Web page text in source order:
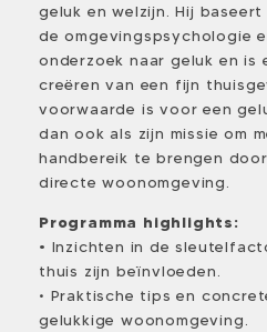
geluk en welzijn. Hij
de omgevingspsychologie
onderzoek naar geluk en
creëren van een fijn
voorwaarde is voor een
dan ook als zijn missie om
handbereik te brengen
directe woonomgeving.
Programma highlights:
• Inzichten in de
thuis zijn beïnvloeden.
• Praktische tips en
gelukkige woonomgeving.